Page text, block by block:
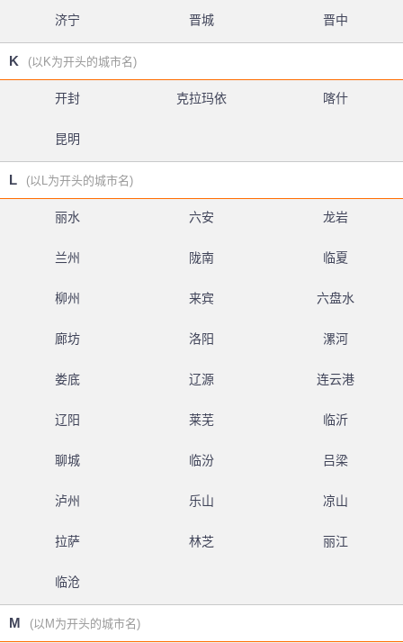
济宁 晋城 晋中
K (以K为开头的城市名)
开封 克拉玛依 喀什
昆明
L (以L为开头的城市名)
丽水 六安 龙岩
兰州 陇南 临夏
柳州 来宾 六盘水
廊坊 洛阳 漯河
娄底 辽源 连云港
辽阳 莱芜 临沂
聊城 临汾 吕梁
泸州 乐山 凉山
拉萨 林芝 丽江
临沧
M (以M为开头的城市名)